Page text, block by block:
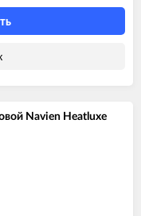
Navien Heatluxe